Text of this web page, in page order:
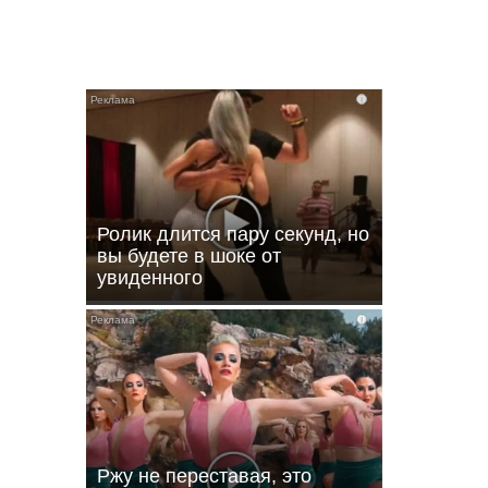
i
Ролик длится пару секунд, но
вы будете в шоке от
увиденного
i
Ржу не переставая, это